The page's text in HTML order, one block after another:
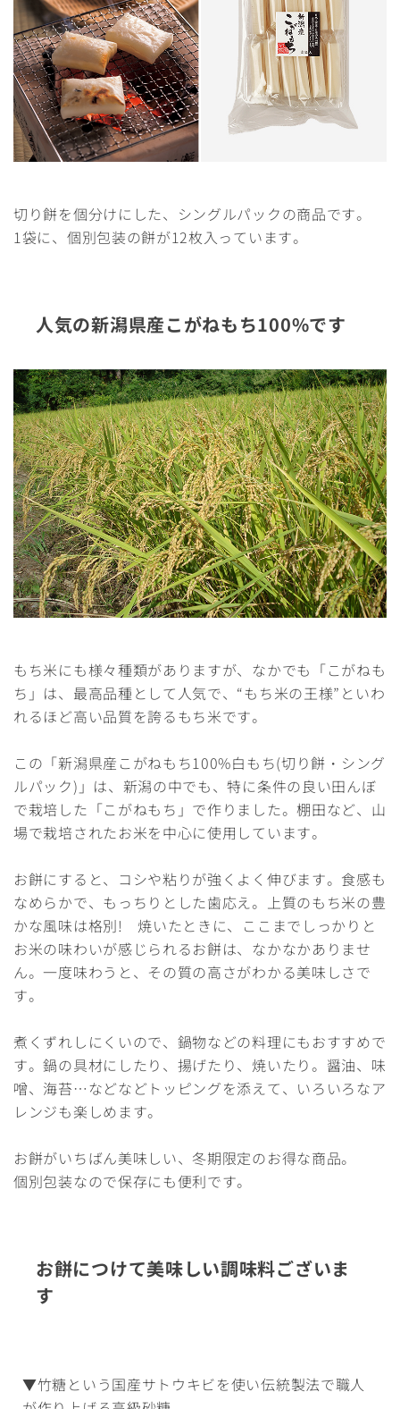
切り餅を個分けにした、シングルパックの商品です。
1袋に、個別包装の餅が12枚入っています。
人気の新潟県産こがねもち100%です
もち米にも様々種類がありますが、なかでも「こがねも
ち」は、最高品種として人気で、“もち米の王様”といわ
れるほど高い品質を誇るもち米です。
この「新潟県産こがねもち100%白もち(切り餅・シング
ルパック)」は、新潟の中でも、特に条件の良い田んぼ
で栽培した「こがねもち」で作りました。棚田など、山
場で栽培されたお米を中心に使用しています。
お餅にすると、コシや粘りが強くよく伸びます。食感も
なめらかで、もっちりとした歯応え。上質のもち米の豊
かな風味は格別! 焼いたときに、ここまでしっかりと
お米の味わいが感じられるお餅は、なかなかありませ
ん。一度味わうと、その質の高さがわかる美味しさで
す。
煮くずれしにくいので、鍋物などの料理にもおすすめで
す。鍋の具材にしたり、揚げたり、焼いたり。醤油、味
噌、海苔…などなどトッピングを添えて、いろいろなア
レンジも楽しめます。
お餅がいちばん美味しい、冬期限定のお得な商品。
個別包装なので保存にも便利です。
お餅につけて美味しい調味料ございま
す
▼竹糖という国産サトウキビを使い伝統製法で職人